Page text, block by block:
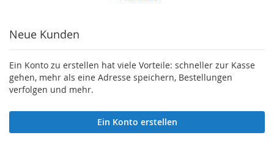
Neue Kunden
Ein Konto zu erstellen hat viele Vorteile: schneller zur Kasse
gehen, mehr als eine Adresse speichern, Bestellungen
verfolgen und mehr.
Ein Konto erstellen